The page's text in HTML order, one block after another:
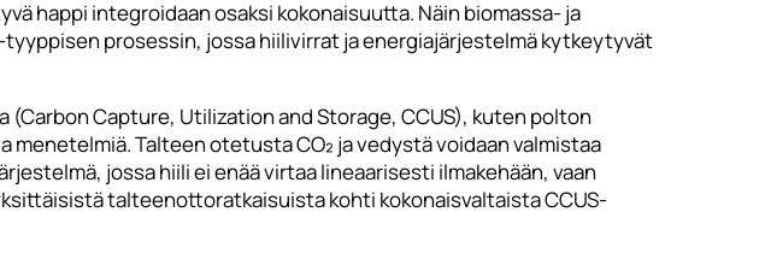
happi integroidaan osaksi kokonaisuutta. Näin biomassa- ja
prosessin, jossa hiilivirrat ja energiajärjestelmä kytkeytyvät
Capture, Utilization and Storage, CCUS), kuten polton
Talteen otetusta CO₂ ja vedystä voidaan valmistaa
jossa hiili ei enää virtaa lineaarisesti ilmakehään, vaan
talteenottoratkaisuista kohti kokonaisvaltaista CCUS-